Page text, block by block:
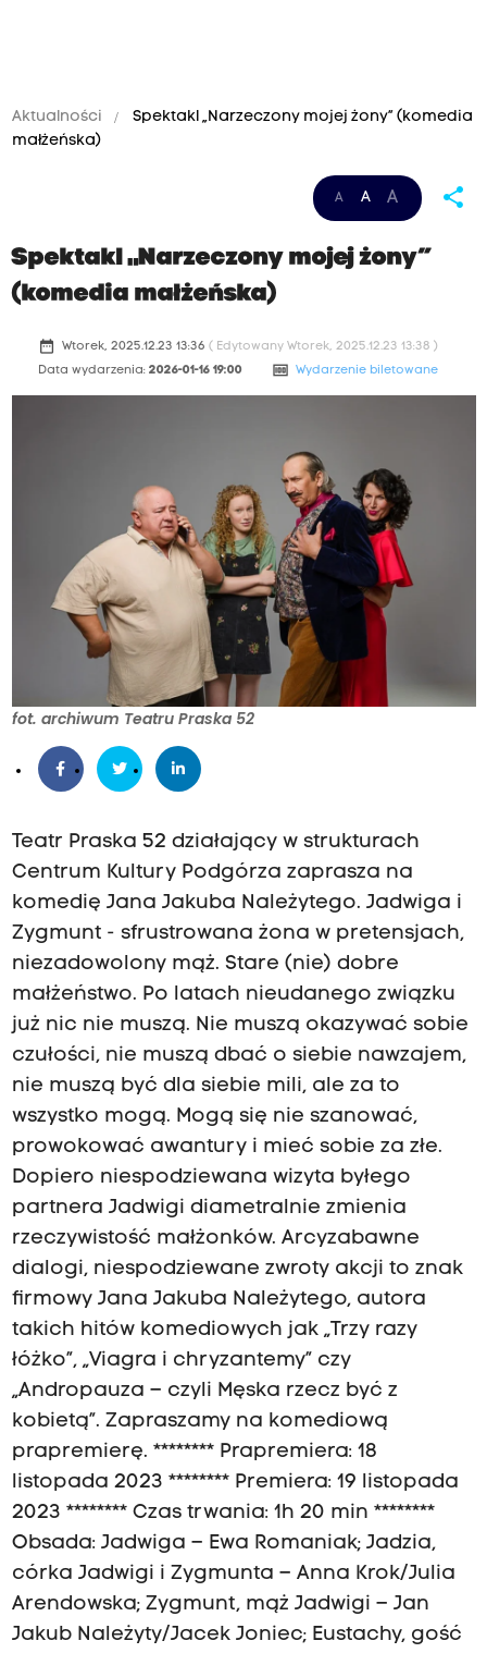
Aktualności
Spektakl „Narzeczony mojej żony” (komedia
małżeńska)
A A A share
Spektakl „Narzeczony mojej żony”
(komedia małżeńska)
date_range Wtorek, 2025.12.23 13:36 ( Edytowany Wtorek, 2025.12.23 13:38 )
Data wydarzenia: 2026-01-16 19:00 money Wydarzenie biletowane
fot. archiwum Teatru Praska 52
Teatr Praska 52 działający w strukturach
Centrum Kultury Podgórza zaprasza na
komedię Jana Jakuba Należytego. Jadwiga i
Zygmunt - sfrustrowana żona w pretensjach,
niezadowolony mąż. Stare (nie) dobre
małżeństwo. Po latach nieudanego związku
już nic nie muszą. Nie muszą okazywać sobie
czułości, nie muszą dbać o siebie nawzajem,
nie muszą być dla siebie mili, ale za to
wszystko mogą. Mogą się nie szanować,
prowokować awantury i mieć sobie za złe.
Dopiero niespodziewana wizyta byłego
partnera Jadwigi diametralnie zmienia
rzeczywistość małżonków. Arcyzabawne
dialogi, niespodziewane zwroty akcji to znak
firmowy Jana Jakuba Należytego, autora
takich hitów komediowych jak „Trzy razy
łóżko”, „Viagra i chryzantemy” czy
„Andropauza – czyli Męska rzecz być z
kobietą”. Zapraszamy na komediową
prapremierę. ******** Prapremiera: 18
listopada 2023 ******** Premiera: 19 listopada
2023 ******** Czas trwania: 1h 20 min ********
Obsada: Jadwiga – Ewa Romaniak; Jadzia,
córka Jadwigi i Zygmunta – Anna Krok/Julia
Arendowska; Zygmunt, mąż Jadwigi – Jan
Jakub Należyty/Jacek Joniec; Eustachy, gość